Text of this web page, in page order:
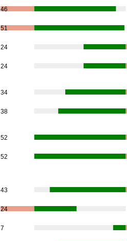
46
51
24
24
34
38
52
52
43
24
7